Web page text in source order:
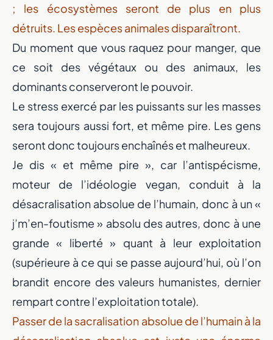
; les écosystèmes seront de plus en plus
détruits. Les espèces animales disparaîtront.
Du moment que vous raquez pour manger, que
ce soit des végétaux ou des animaux, les
dominants conserveront le pouvoir.
Le stress exercé par les puissants sur les masses
sera toujours aussi fort, et même pire. Les gens
seront donc toujours enchaînés et malheureux.
Je dis « et même pire », car l’antispécisme,
moteur de l’idéologie vegan, conduit à la
désacralisation absolue de l’humain, donc à un «
j’m’en-foutisme » absolu des autres, donc à une
grande « liberté » quant à leur exploitation
(supérieure à ce qui se passe aujourd’hui, où l’on
brandit encore des valeurs humanistes, dernier
rempart contre l’exploitation totale).
Passer de la sacralisation absolue de l’humain à la